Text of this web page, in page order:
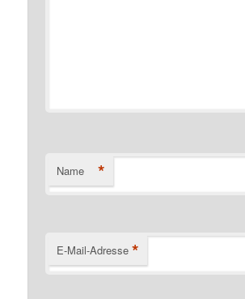
Name *
E-Mail-Adresse *